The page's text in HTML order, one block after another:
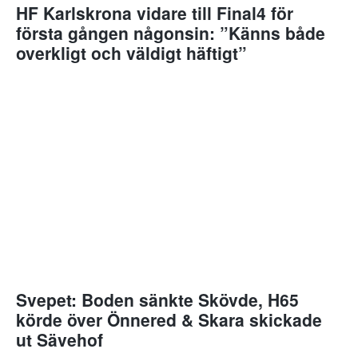
HF Karlskrona vidare till Final4 för
första gången någonsin: ”Känns både
overkligt och väldigt häftigt”
Svepet: Boden sänkte Skövde, H65
körde över Önnered & Skara skickade
ut Sävehof